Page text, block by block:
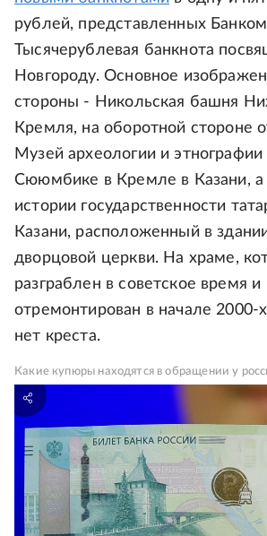
рублей, представленных
Тысячерублевая банкнота
Новгороду. Основное
стороны - Никольская башня
Кремля, на оборотной стороне
Музей археологии и
Сююмбике в Кремле в Казани,
истории государственности
Казани, расположенный в
дворцовой церкви. На храме,
разграблен в советское время и
отремонтирован в начале 2000-
нет креста.
Какие купюры находятся в обращении у